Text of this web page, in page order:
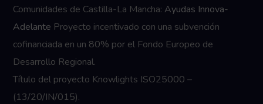
Comunidades de Castilla-La Mancha:Ayudas Innova-
Adelante Proyecto incentivado con una subvención
cofinanciada en un 80% por el Fondo Europeo de
Desarrollo Regional.
Título del proyecto Knowlights ISO25000 –
(13/20/IN/015).